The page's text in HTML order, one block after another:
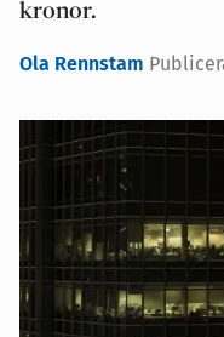
kronor.
Ola Rennstam